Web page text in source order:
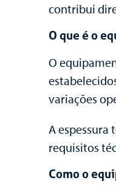
contribui
O que é o
O
variações
A
requisitos
Como o